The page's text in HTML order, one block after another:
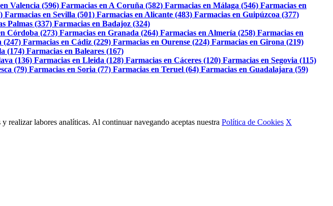
Valencia (596) Farmacias en A Coruña (582) Farmacias en Málaga (546) Farmacias en
Farmacias en Sevilla (501) Farmacias en Alicante (483) Farmacias en Guipúzcoa (377)
Palmas (337) Farmacias en Badajoz (324)
Córdoba (273) Farmacias en Granada (264) Farmacias en Almería (258) Farmacias en
(247) Farmacias en Cádiz (229) Farmacias en Ourense (224) Farmacias en Girona (219)
(174) Farmacias en Baleares (167)
(136) Farmacias en Lleida (128) Farmacias en Cáceres (120) Farmacias en Segovia (115)
(79) Farmacias en Soria (77) Farmacias en Teruel (64) Farmacias en Guadalajara (59)
realizar labores analíticas. Al continuar navegando aceptas nuestra Política de Cookies X